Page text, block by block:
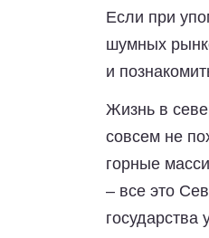
Если при
шумных
и
Жизнь в
совсем не
горные
– все это
государства